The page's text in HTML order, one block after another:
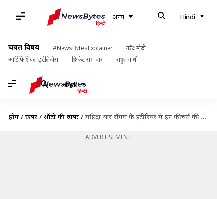
अन्य Hindi
चर्चित विषय #NewsBytesExplainer
नरेंद्र मोदी
आर्टिफिशियल इंटेलिजेंस
क्रिकेट समाचार राहुल गांधी
Hindi
होम / खबरें / ऑटो की खबरें / महिंद्रा थार रॉक्स के इंटीरियर में इन फीचर्स की हुई पुष्टि, सामने आया नया टीजर
ADVERTISEMENT